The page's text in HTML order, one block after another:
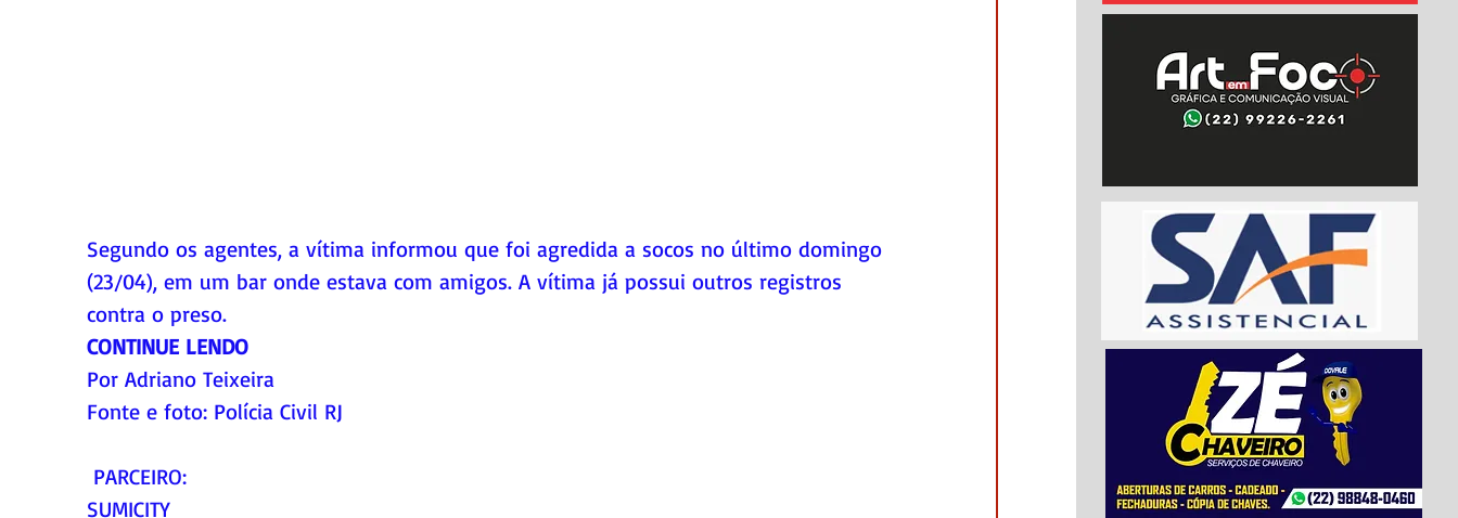
Segundo os agentes, a vítima informou que foi agredida a socos no último domingo
(23/04), em um bar onde estava com amigos. A vítima já possui outros registros
contra o preso.
CONTINUE LENDO
Por Adriano Teixeira
Fonte e foto: Polícia Civil RJ
PARCEIRO:
SUMICITY